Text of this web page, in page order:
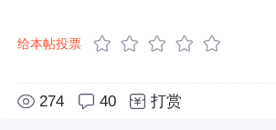
给本帖投票
274 40 打赏